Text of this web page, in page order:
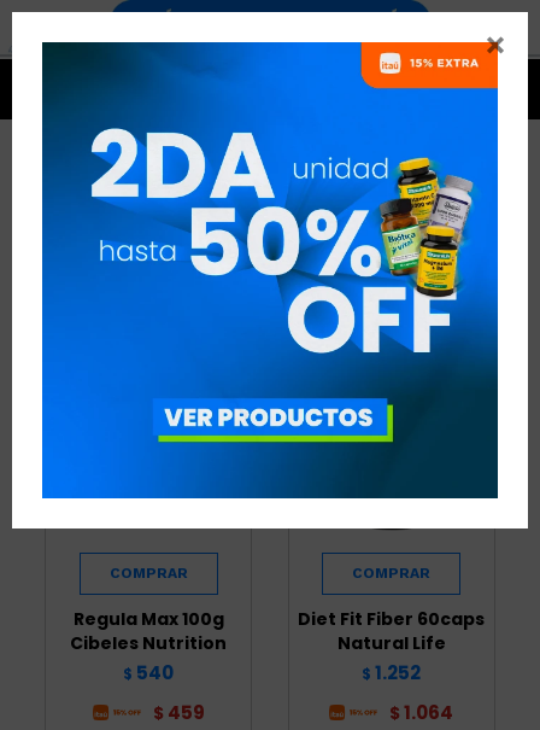

FIBRA
RECOMENDADOS
Regula Max 100g
Cibeles Nutrition
$ 540
$ 459
Diet Fit Fiber 60caps
Natural Life
$ 1.252
$ 1.064